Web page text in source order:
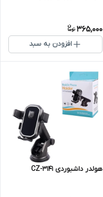
365,000
افزودن به سبد
هولدر داشبوردی CZ-3141